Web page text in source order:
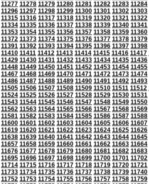
11277 11278 11279 11280 11281 11282 11283 11284
11296 11297 11298 11299 11300 11301 11302 11303
11315 11316 11317 11318 11319 11320 11321 11322
11334 11335 11336 11337 11338 11339 11340 11341
11353 11354 11355 11356 11357 11358 11359 11360
11372 11373 11374 11375 11376 11377 11378 11379
11391 11392 11393 11394 11395 11396 11397 11398
11410 11411 11412 11413 11414 11415 11416 11417
11429 11430 11431 11432 11433 11434 11435 11436
11448 11449 11450 11451 11452 11453 11454 11455
11467 11468 11469 11470 11471 11472 11473 11474
11486 11487 11488 11489 11490 11491 11492 11493
11505 11506 11507 11508 11509 11510 11511 11512
11524 11525 11526 11527 11528 11529 11530 11531
11543 11544 11545 11546 11547 11548 11549 11550
11562 11563 11564 11565 11566 11567 11568 11569
11581 11582 11583 11584 11585 11586 11587 11588
11600 11601 11602 11603 11604 11605 11606 11607
11619 11620 11621 11622 11623 11624 11625 11626
11638 11639 11640 11641 11642 11643 11644 11645
11657 11658 11659 11660 11661 11662 11663 11664
11676 11677 11678 11679 11680 11681 11682 11683
11695 11696 11697 11698 11699 11700 11701 11702
11714 11715 11716 11717 11718 11719 11720 11721
11733 11734 11735 11736 11737 11738 11739 11740
11752 11753 11754 11755 11756 11757 11758 11759